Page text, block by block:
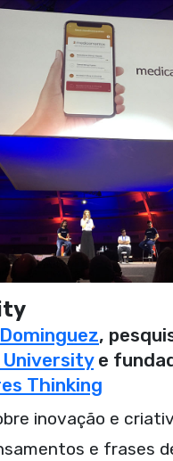
,
e
Thinking
inovação e
e frases